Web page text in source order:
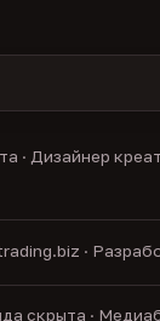
· Дизайнер
·
скрыта ·